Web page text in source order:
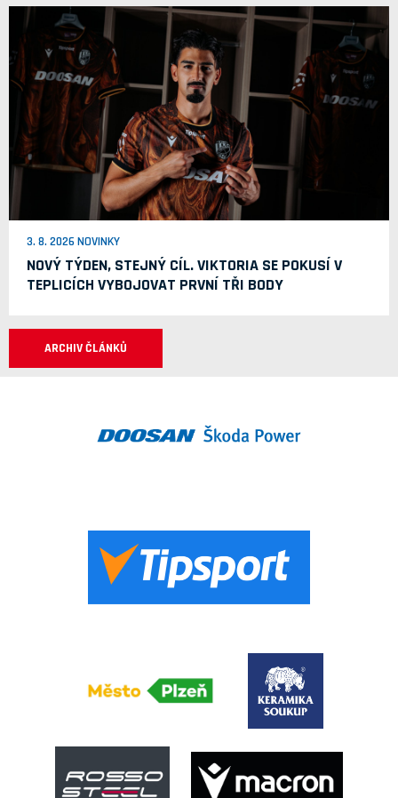
3. 8. 2026 NOVINKY
NOVÝ TÝDEN, STEJNÝ CÍL. VIKTORIA SE POKUSÍ V
TEPLICÍCH VYBOJOVAT PRVNÍ TŘI BODY
ARCHIV ČLÁNKŮ